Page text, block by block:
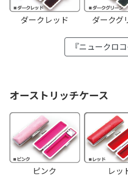
ダークレッド ダークグ
『ニュークロ
オーストリッチケース
ピンク レッ